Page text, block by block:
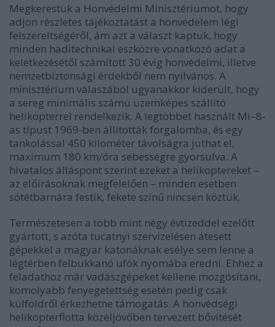
Megkerestük a Honvédelmi Minisztériumot, hogy
adjon részletes tájékoztatást a honvédelem légi
felszereltségéről, ám azt a választ kaptuk, hogy
minden haditechnikai eszközre vonatkozó adat a
keletkezésétől számított 30 évig honvédelmi, illetve
nemzetbiztonsági érdekből nem nyilvános. A
minisztérium válaszából ugyanakkor kiderült, hogy
a sereg minimális számú üzemképes szállító
helikopterrel rendelkezik. A legtöbbet használt Mi–8-
as típust 1969-ben állították forgalomba, és egy
tankolással 450 kilométer távolságra juthat el,
maximum 180 km/óra sebességre gyorsulva. A
hivatalos álláspont szerint ezeket a helikoptereket –
az előírásoknak megfelelően – minden esetben
sötétbarnára festik, fekete színű nincsen köztük.
Természetesen a több mint négy évtizeddel ezelőtt
gyártott, s azóta tucatnyi szervizelésen átesett
gépekkel a magyar katonáknak esélye sem lenne a
légtérben felbukkanó ufók nyomába eredni. Ehhez a
feladathoz már vadászgépeket kellene mozgósítani,
komolyabb fenyegetettség esetén pedig csak
külföldről érkezhetne támogatás. A honvédségi
helikopterflotta közeljövőben tervezett bővítését